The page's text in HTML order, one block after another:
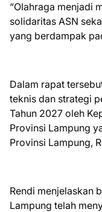
“Olahraga menjadi
solidaritas ASN
yang berdampak
Dalam rapat
teknis dan strategi
Tahun 2027 oleh
Provinsi Lampung
Provinsi Lampung,
Rendi menjelaskan
Lampung telah